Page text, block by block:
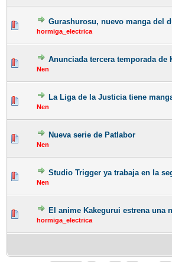
Gurashurosu, nuevo manga del
hormiga_electrica
Anunciada tercera temporada
Nen
La Liga de la Justicia tiene
Nen
Nueva serie de Patlabor
Nen
Studio Trigger ya trabaja en la
Nen
El anime Kakegurui estrena una
hormiga_electrica